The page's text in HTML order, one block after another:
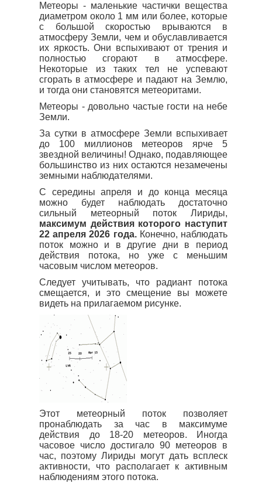
Метеоры - маленькие частички вещества
диаметром около 1 мм или более, которые
с большой скоростью врываются в
атмосферу Земли, чем и обуславливается
их яркость. Они вспыхивают от трения и
полностью сгорают в атмосфере.
Некоторые из таких тел не успевают
сгорать в атмосфере и падают на Землю,
и тогда они становятся метеоритами.
Метеоры - довольно частые гости на небе
Земли.
За сутки в атмосфере Земли вспыхивает
до 100 миллионов метеоров ярче 5
звездной величины! Однако, подавляющее
большинство из них остаются незамечены
земными наблюдателями.
С середины апреля и до конца месяца
можно будет наблюдать достаточно
сильный метеорный поток Лириды,
максимум действия которого наступит
22 апреля 2026 года.Конечно, наблюдать
поток можно и в другие дни в период
действия потока, но уже с меньшим
часовым числом метеоров.
Следует учитывать, что радиант потока
смещается, и это смещение вы можете
видеть на прилагаемом рисунке.
Этот метеорный поток позволяет
пронаблюдать за час в максимуме
действия до 18-20 метеоров. Иногда
часовое число достигало 90 метеоров в
час, поэтому Лириды могут дать всплеск
активности, что располагает к активным
наблюдениям этого потока.